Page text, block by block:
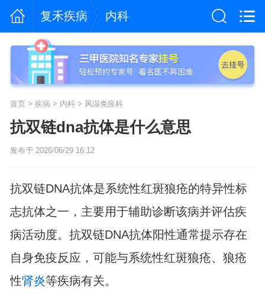
复禾疾病 内科
首页> 疾病 > 内科> 风湿免疫科
抗双链dna抗体是什么意思
发布于 2026/06/29 16:12
抗双链DNA抗体是系统性红斑狼疮的特异性标
志抗体之一，主要用于辅助诊断该病并评估疾
病活动度。抗双链DNA抗体阳性通常提示存在
自身免疫反应，可能与系统性红斑狼疮、狼疮
性肾炎等疾病有关。